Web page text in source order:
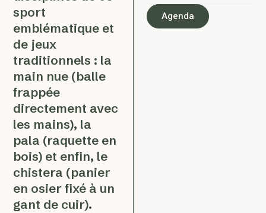
sport
emblématique et
de jeux
traditionnels : la
main nue (balle
frappée
directement avec
les mains), la
pala (raquette en
bois) et enfin, le
chistera (panier
en osier fixé à un
gant de cuir).
Agenda